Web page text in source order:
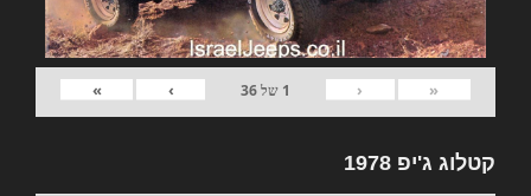
«
‹
1 של36
›
»
קטלוג ג'יפ 1978